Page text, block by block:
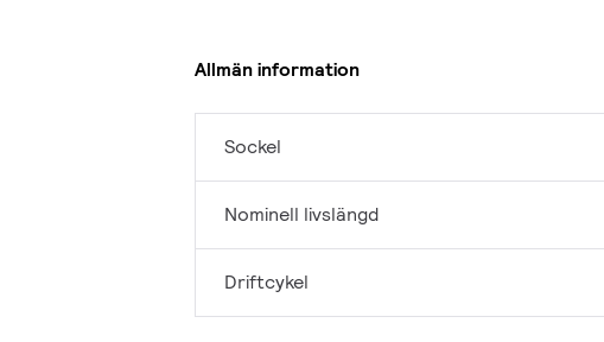
Allmän information
Sockel
Nominell livslängd
Driftcykel